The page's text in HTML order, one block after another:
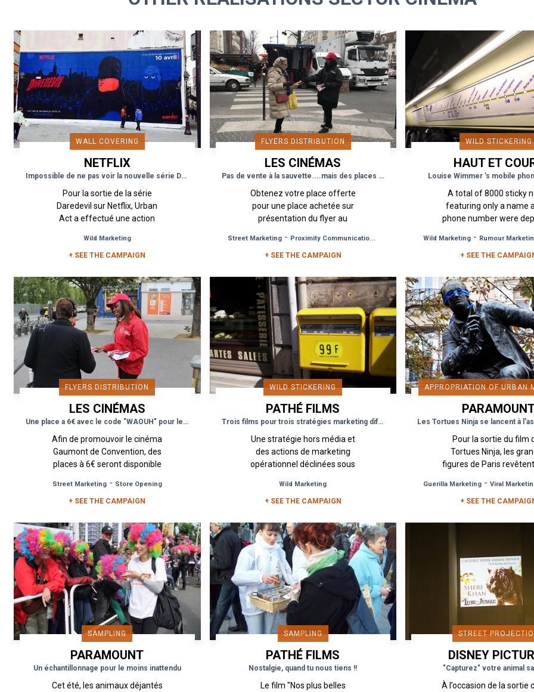
WALL COVERING
NETFLIX
Impossible de ne pas voir la nouvelle série DareDevil sur Netflix
Pour la sortie de la série
Daredevil sur Netflix, Urban
Act a effectué une action
afin de toucher un public plus
large. Depuis...
Wild Marketing
+ SEE THE CAMPAIGN
FLYERS DISTRIBUTION
LES CINÉMAS
PATHÉ GAUMONT
Pas de vente à la sauvette....mais des places offertes pour Les Fauvettes
Obtenez votre place offerte
pour une place achetée sur
présentation du flyer au
d’inciter le public à découvrir le
cinéma Les Fauvettes...
Street Marketing- Proximity Communication - Drive-to-Store, Web, Event
+ SEE THE CAMPAIGN
WILD STICKERING
HAUT ET
Louise Wimmer 's mobile
A total of 8000 sticky
featuring only a name
phone number were
Lille. An eye-catching
marketing...
Wild Marketing - Rumour
+ SEE THE
FLYERS DISTRIBUTION
LES CINÉMAS
PATHÉ GAUMONT
Une place a 6€ avec le code "WAOUH" pour le cinéma Convention
Afin de promouvoir le cinéma
Gaumont de Convention, des
places à 6€ seront disponible
WAOUH. Le cinéma a ouvert
au cœur du 15ème...
Street Marketing- Store Opening
+ SEE THE CAMPAIGN
WILD STICKERING
PATHÉ FILMS
Trois films pour trois stratégies marketing différentes
Une stratégie hors média et
des actions de marketing
opérationnel déclinées sous
ou de guérilla marketing selon
la thématique...
Wild Marketing
+ SEE THE CAMPAIGN
APPROPRIATION OF URBAN
PICTURES
Pour la sortie du film
Tortues Ninja, les
figures de Paris
couleurs flashy à
prendre les armes
Guerilla Marketing - Viral
+ SEE THE
SAMPLING
PARAMOUNT
PICTURES
Un échantillonnage pour le moins inattendu
Cet été, les animaux déjantés
SAMPLING
PATHÉ FILMS
Nostalgie, quand tu nous tiens !!
Le film "Nos plus belles
STREET
DISNEY
"Capturez" votre animal
À l’occasion de la sortie